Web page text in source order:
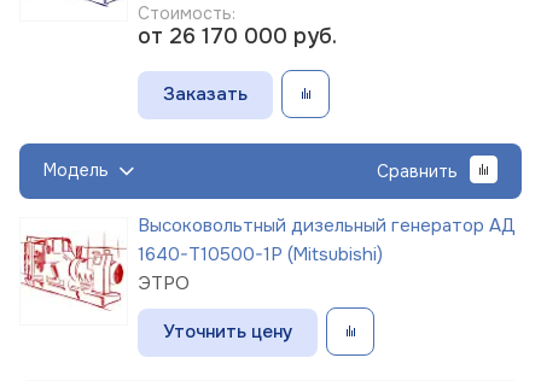
Стоимость:
от 26 170 000 руб.
Заказать
Модель Сравнить
Высоковольтный дизельный генератор АД
1640-Т10500-1Р (Mitsubishi)
ЭТРО
Уточнить цену